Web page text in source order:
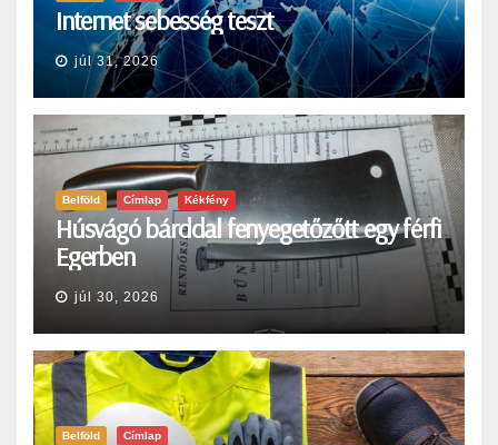
Internet sebesség teszt
júl 31, 2026
Belföld Címlap Kékfény
Húsvágó bárddal fenyegetőzőtt egy férfi
Egerben
júl 30, 2026
Belföld Címlap